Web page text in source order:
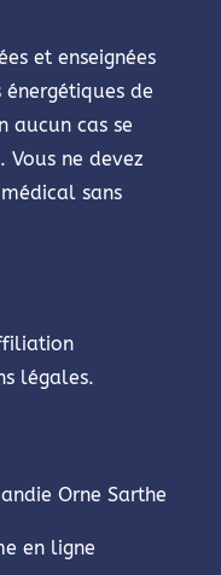
et enseignées
de
aucun cas se
ne devez
sans
légales.
Orne Sarthe
en ligne